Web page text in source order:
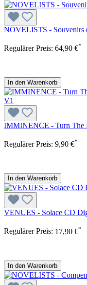
NOVELISTS - Souvenirs
Regulärer Preis: 64,90 €*
In den Warenkorb
IMMINENCE - Turn The
Regulärer Preis: 9,90 €*
In den Warenkorb
VENUES - Solace CD
Regulärer Preis: 17,90 €*
In den Warenkorb